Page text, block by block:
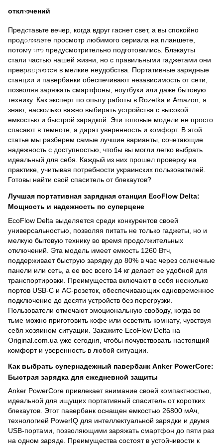
отключений
Представьте вечер, когда вдруг гаснет свет, а вы спокойно
продолжаете просмотр любимого сериала на планшете,
потому что предусмотрительно подготовились. Блэкауты
стали частью нашей жизни, но с правильными гаджетами они
превращаются в мелкие неудобства. Портативные зарядные
станции и павербанки обеспечивают независимость от сети,
позволяя заряжать смартфоны, ноутбуки или даже бытовую
технику. Как эксперт по опыту работы в Rozetka и Amazon, я
знаю, насколько важно выбирать устройства с высокой
емкостью и быстрой зарядкой. Эти топовые модели не просто
спасают в темноте, а дарят уверенность и комфорт. В этой
статье мы разберем самые лучшие варианты, сочетающие
надежность с доступностью, чтобы вы могли легко выбрать
идеальный для себя. Каждый из них прошел проверку на
практике, учитывая потребности украинских пользователей.
Готовы найти свой спаситель от блекаутов?
Лучшая портативная зарядная станция EcoFlow Delta:
Мощность и надежность по суперцене
EcoFlow Delta выделяется среди конкурентов своей
универсальностью, позволяя питать не только гаджеты, но и
мелкую бытовую технику во время продолжительных
отключений. Эта модель имеет емкость 1260 Втч,
поддерживает быструю зарядку до 80% в час через солнечные
панели или сеть, а ее вес всего 14 кг делает ее удобной для
транспортировки. Преимущества включают в себя несколько
портов USB-C и AC-розеток, обеспечивающих одновременное
подключение до десяти устройств без перегрузки.
Пользователи отмечают эмоциональную свободу, когда во
тьме можно приготовить кофе или осветить комнату, чувствуя
себя хозяином ситуации. Закажите EcoFlow Delta на
Original.com.ua уже сегодня, чтобы почувствовать настоящий
комфорт и уверенность в любой ситуации.
Как выбрать супернадежный павербанк Anker PowerCore:
Быстрая зарядка для ежедневной защиты
Anker PowerCore привлекает внимание своей компактностью,
идеальной для ищущих портативный спаситель от коротких
блекаутов. Этот павербанк оснащен емкостью 26800 мАч,
технологией PowerIQ для интеллектуальной зарядки и двумя
USB-портами, позволяющими заряжать смартфон до пяти раз
на одном заряде. Преимущества состоят в устойчивости к